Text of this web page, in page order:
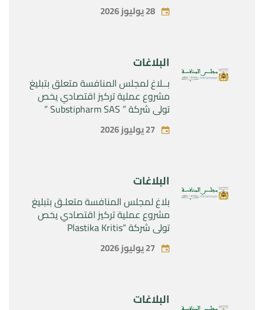
28 يوليوز 2026
البلاغات
بــلاغ لمجلس المنافسة متعلق بتبليغ
مشروع عملية تركيز اقتصادي يخص
تولي شركة ” Substipharm SAS ”
المراقبة الحصرية للأصول والحقوق
المتعلقة بالمنتجين الصيدلانيين”
27 يوليوز 2026
البلاغات
بلاغ لمجلس المنافسة متعلـق بتبليغ
مشروع عملية تركيز اقتصادي يخص
تولي شركة “Plastika Kritis
SA”المراقبة الحصرية لشركة
“Naturplas Industrial SARL” 27 يوليوز 2026
البلاغات